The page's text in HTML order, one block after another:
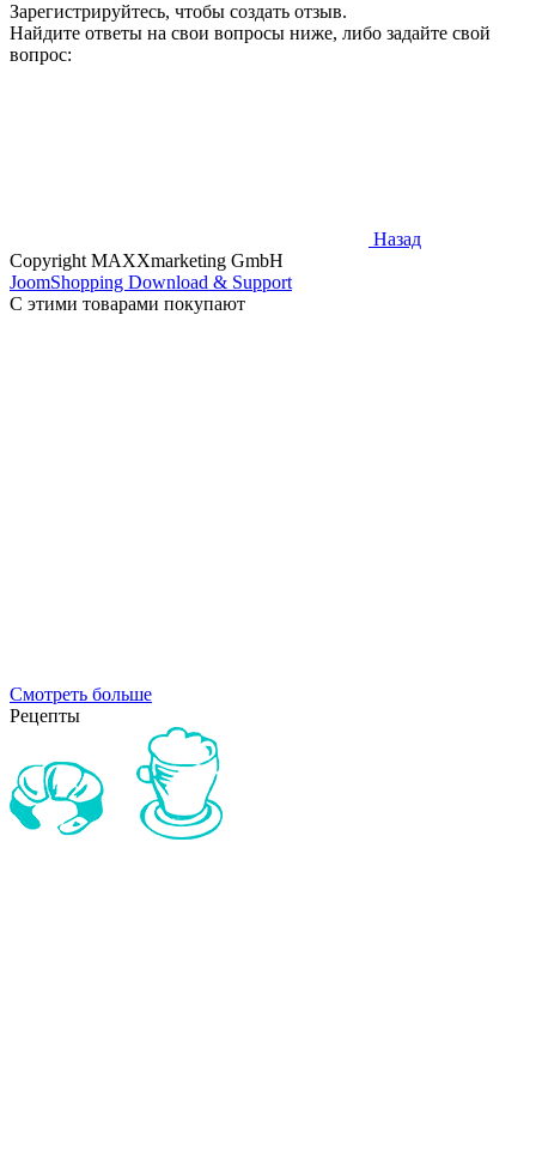
Зарегистрируйтесь, чтобы создать отзыв.
Найдите ответы на свои вопросы ниже, либо задайте свой
вопрос:
Назад
Copyright MAXXmarketing GmbH
JoomShopping Download & Support
С этими товарами покупают
Смотреть больше
Рецепты